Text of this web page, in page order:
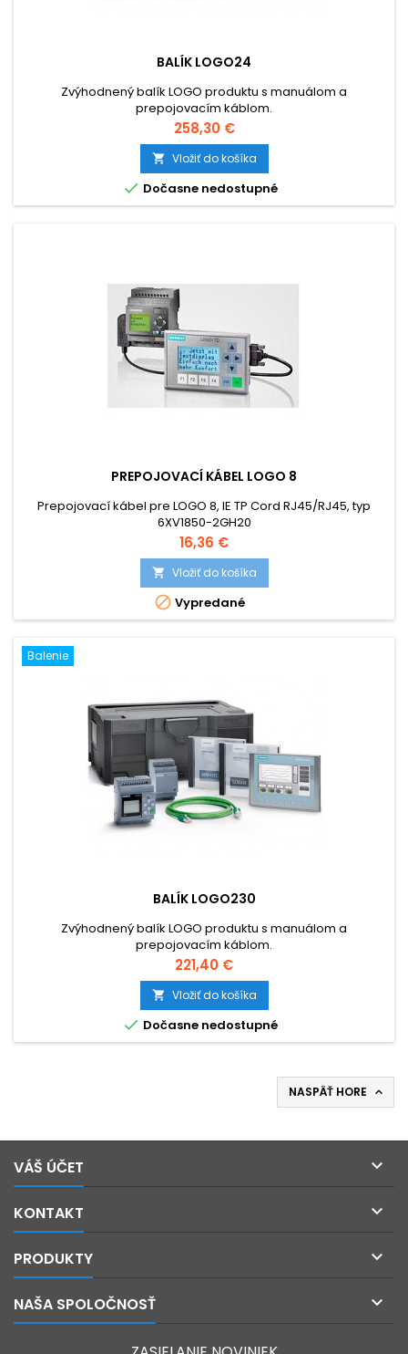
BALÍK LOGO24
Zvýhodnený balík LOGO produktu s manuálom a
prepojovacím káblom.
Cena
258,30 €
 Vložiť do košíka
 Dočasne nedostupné
PREPOJOVACÍ KÁBEL LOGO 8
Prepojovací kábel pre LOGO 8, IE TP Cord RJ45/RJ45, typ
6XV1850-2GH20
Cena
16,36 €
 Vložiť do košíka
 Vypredané
Balenie
BALÍK LOGO230
Zvýhodnený balík LOGO produktu s manuálom a
prepojovacím káblom.
Cena
221,40 €
 Vložiť do košíka
 Dočasne nedostupné
NASPÄŤ HORE 
VÁŠ ÚČET 
KONTAKT 
PRODUKTY 
NAŠA SPOLOČNOSŤ 